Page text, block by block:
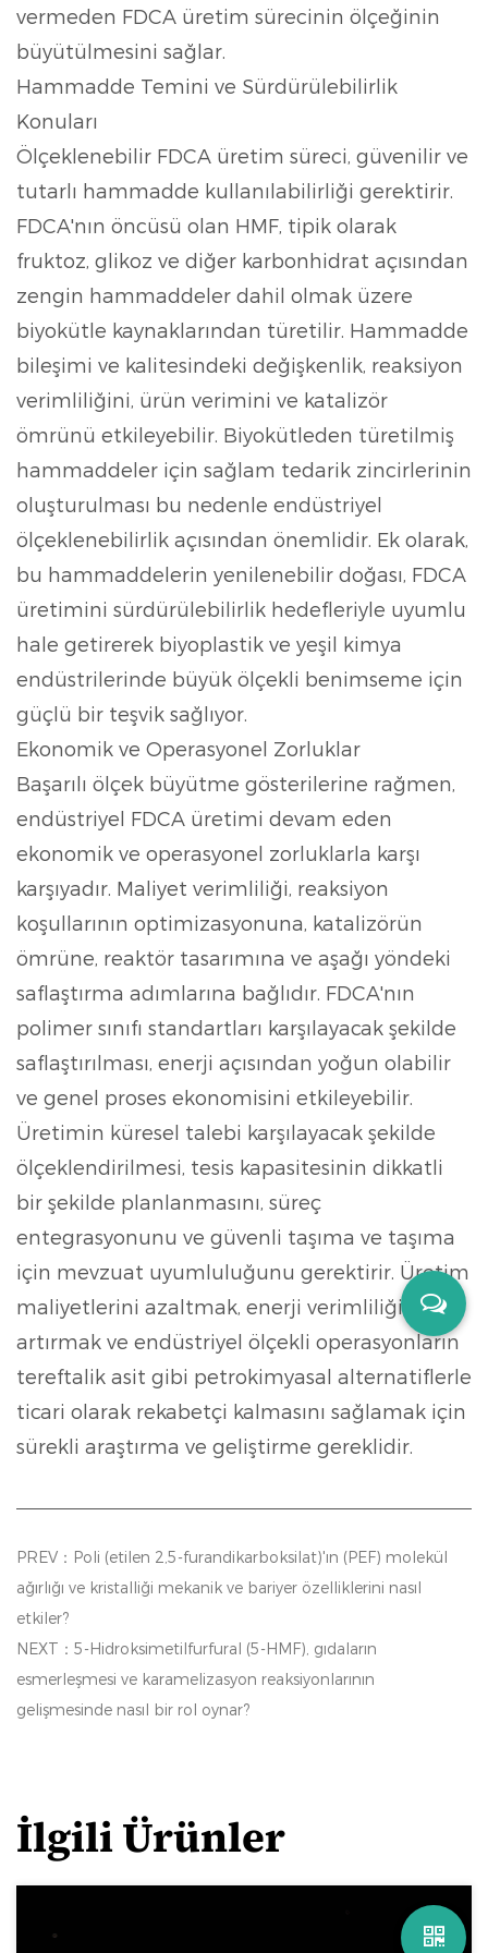
vermeden FDCA üretim sürecinin ölçeğinin
büyütülmesini sağlar.
Hammadde Temini ve Sürdürülebilirlik
Konuları
Ölçeklenebilir FDCA üretim süreci, güvenilir ve
tutarlı hammadde kullanılabilirliği gerektirir.
FDCA'nın öncüsü olan HMF, tipik olarak
fruktoz, glikoz ve diğer karbonhidrat açısından
zengin hammaddeler dahil olmak üzere
biyokütle kaynaklarından türetilir. Hammadde
bileşimi ve kalitesindeki değişkenlik, reaksiyon
verimliliğini, ürün verimini ve katalizör
ömrünü etkileyebilir. Biyokütleden türetilmiş
hammaddeler için sağlam tedarik zincirlerinin
oluşturulması bu nedenle endüstriyel
ölçeklenebilirlik açısından önemlidir. Ek olarak,
bu hammaddelerin yenilenebilir doğası, FDCA
üretimini sürdürülebilirlik hedefleriyle uyumlu
hale getirerek biyoplastik ve yeşil kimya
endüstrilerinde büyük ölçekli benimseme için
güçlü bir teşvik sağlıyor.
Ekonomik ve Operasyonel Zorluklar
Başarılı ölçek büyütme gösterilerine rağmen,
endüstriyel FDCA üretimi devam eden
ekonomik ve operasyonel zorluklarla karşı
karşıyadır. Maliyet verimliliği, reaksiyon
koşullarının optimizasyonuna, katalizörün
ömrüne, reaktör tasarımına ve aşağı yöndeki
saflaştırma adımlarına bağlıdır. FDCA'nın
polimer sınıfı standartları karşılayacak şekilde
saflaştırılması, enerji açısından yoğun olabilir
ve genel proses ekonomisini etkileyebilir.
Üretimin küresel talebi karşılayacak şekilde
ölçeklendirilmesi, tesis kapasitesinin dikkatli
bir şekilde planlanmasını, süreç
entegrasyonunu ve güvenli taşıma ve taşıma
için mevzuat uyumluluğunu gerektirir. Üretim
maliyetlerini azaltmak, enerji verimliliğini
artırmak ve endüstriyel ölçekli operasyonların
tereftalik asit gibi petrokimyasal alternatiflerle
ticari olarak rekabetçi kalmasını sağlamak için
sürekli araştırma ve geliştirme gereklidir.
PREV：Poli (etilen 2,5-furandikarboksilat)'ın (PEF) molekül
ağırlığı ve kristalliği mekanik ve bariyer özelliklerini nasıl
etkiler?
NEXT：5-Hidroksimetilfurfural (5-HMF), gıdaların
esmerleşmesi ve karamelizasyon reaksiyonlarının
gelişmesinde nasıl bir rol oynar?
İlgili Ürünler